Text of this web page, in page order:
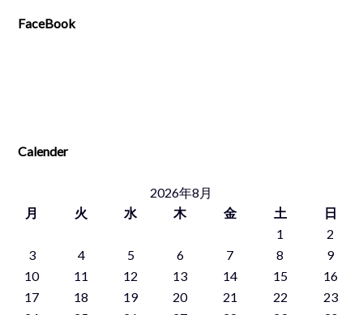
FaceBook
Calender
2026年8月
月
火 水 木 金 土
日
1
2
3
4 5 6 7 8
9
10
11 12 13 14 15
16
17
18 19 20 21 22
23